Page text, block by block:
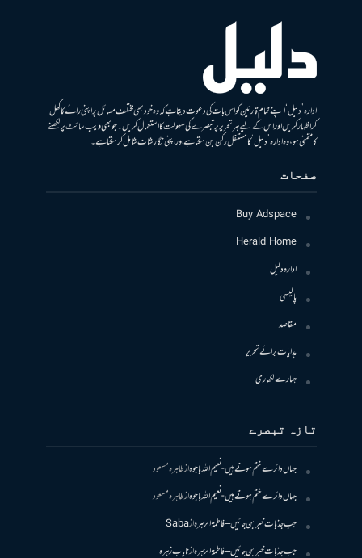
ادارہ ’دلیل‘ اپنے تمام قارئین کو اس بات کی دعوت دیتا ہے کہ وہ خود بھی مختلف مسائل پر اپنی رائے کا کھل
کر اظہار کریں اور اس کے لیے ہر تحریر پر تبصرے کی سہولت کا استعمال کریں۔ جو بھی ویب سائٹ پر لکھنے
کا متمنی ہو، وہ ادارہ ’دلیل‘ کا مستقل رکن بن سکتا ہے اور اپنی نگارشات شامل کرسکتا ہے۔
صفحات
Buy Adspace
Herald Home
ادارہ دلیل
پالیسی
مقاصد
ہدایات برائے تحریر
ہمارے لکھاری
تازہ تبصرے
جہاں دائرے ختم ہوتے ہیں- نعیم اللہ باجوہازطاہرہ مسعود
جہاں دائرے ختم ہوتے ہیں- نعیم اللہ باجوہازطاہرہ مسعود
جب جذبات خبر بن جائیں – فاطمۃالزہرہازSaba
جب جذبات خبر بن جائیں – فاطمۃالزہرہازنایاب زہرہ